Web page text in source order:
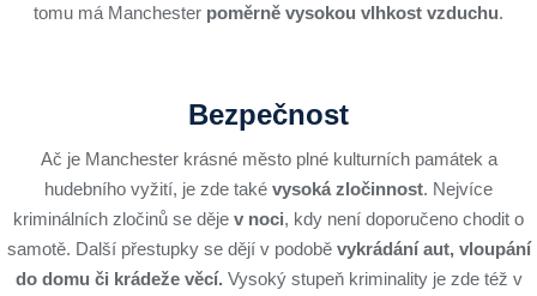
tomu má Manchester poměrně vysokou vlhkost vzduchu.
Bezpečnost
Ač je Manchester krásné město plné kulturních památek a
hudebního vyžití, je zde také vysoká zločinnost. Nejvíce
kriminálních zločinů se děje v noci, kdy není doporučeno chodit o
samotě. Další přestupky se dějí v podobě vykrádání aut, vloupání
do domu či krádeže věcí. Vysoký stupeň kriminality je zde též v